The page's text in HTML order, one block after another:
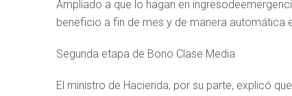
Ampliado a que lo hagan en
beneficio a fin de mes y de manera automática
Segunda etapa de Bono Clase Media
El ministro de Hacienda, por su parte, explicó